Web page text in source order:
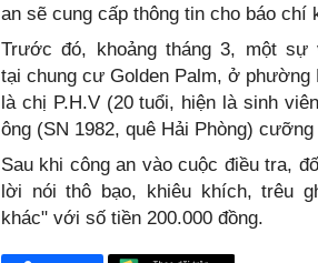
an sẽ cung cấp thông tin cho báo chí
Trước đó, khoảng tháng 3, một
tại chung cư Golden Palm, ở phường
là chị P.H.V (20 tuổi, hiện là sinh
ông (SN 1982, quê Hải Phòng) cưỡng
Sau khi công an vào cuộc điều tra,
lời nói thô bạo, khiêu khích, trêu
khác" với số tiền 200.000 đồng.